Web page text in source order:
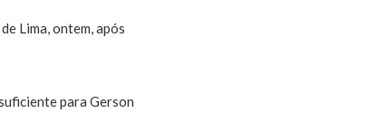
Lima, ontem, após
para Gerson